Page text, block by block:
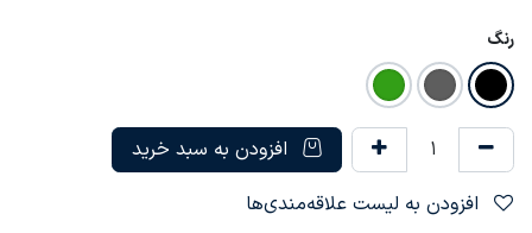
رنگ
افزودن به سبد خرید